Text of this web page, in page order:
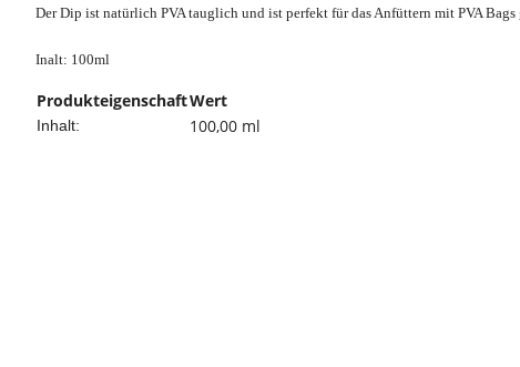
Der Dip ist natürlich PVA tauglich und ist perfekt für das Anfüttern mit PVA Bags
Inalt: 100ml
ProdukteigenschaftWert
Inhalt: 100,00 ml